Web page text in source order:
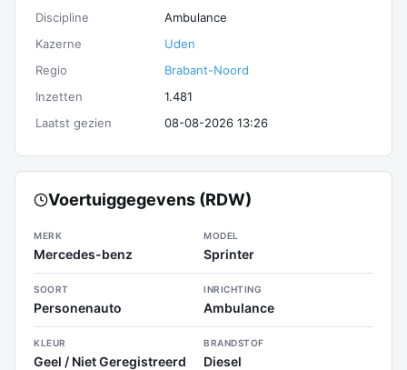
Discipline
Ambulance
Kazerne
Uden
Regio
Brabant-Noord
Inzetten
1.481
Laatst gezien
08-08-2026 13:26
Voertuiggegevens (RDW)
MERK
Mercedes-benz
MODEL
Sprinter
SOORT
Personenauto
INRICHTING
Ambulance
KLEUR
Geel / Niet Geregistreerd
BRANDSTOF
Diesel